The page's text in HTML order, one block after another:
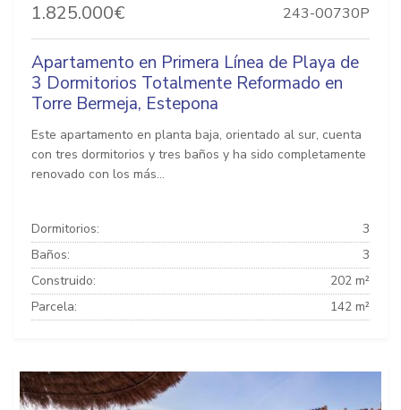
1.825.000€ 243-00730P
Apartamento en Primera Línea de Playa de
3 Dormitorios Totalmente Reformado en
Torre Bermeja, Estepona
Este apartamento en planta baja, orientado al sur, cuenta
con tres dormitorios y tres baños y ha sido completamente
renovado con los más...
Dormitorios:
3
Baños:
3
Construido:
202 m²
Parcela:
142 m²